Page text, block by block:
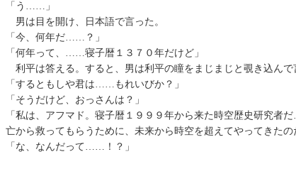
「う……」
男は目を開け、日本語で言った。
「今、何年だ……？」
「何年って、……寝子暦１３７０年だけど」
利平は答える。すると、男は利平の瞳をまじまじと覗き込んで
「するともしや君は……もれいびか？」
「そうだけど、おっさんは？」
「私は、アフマド。寝子暦１９９９年から来た時空歴史研究
亡から救ってもらうために、未来から時空を超えてやってきた
「な、なんだって……！？」